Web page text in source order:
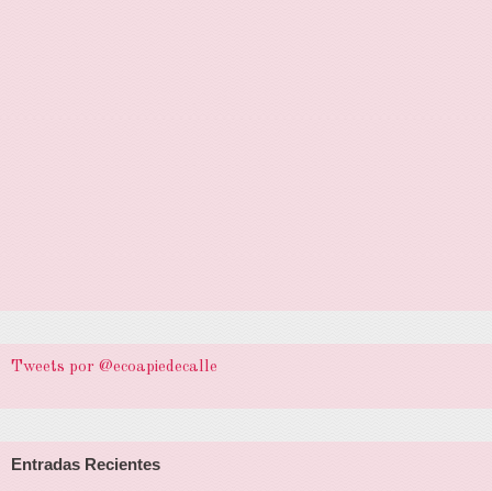
Tweets por @ecoapiedecalle
Entradas Recientes